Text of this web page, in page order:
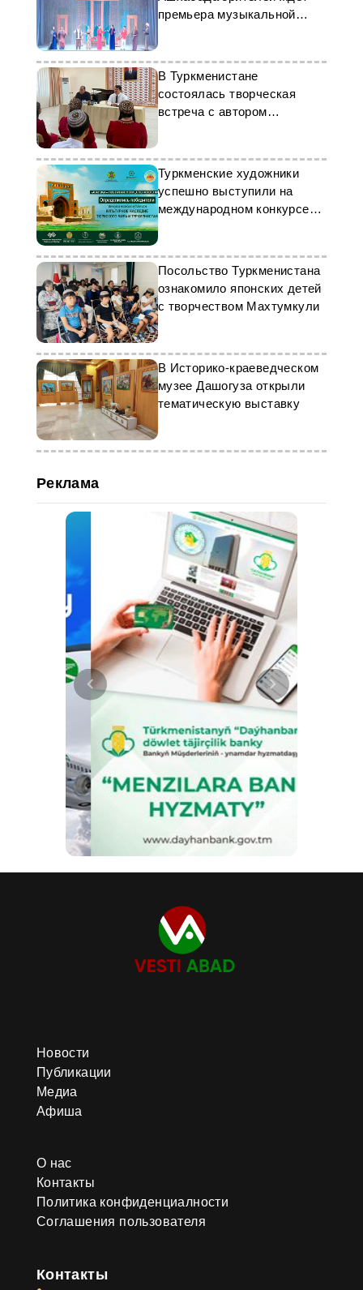
премьера музыкальной
В Туркменистане
состоялась творческая
встреча с автором
Туркменские художники
успешно выступили на
международном конкурсе
ТЮРКСОЙ
Посольство Туркменистана
ознакомило японских детей
с творчеством Махтумкули
В Историко-краеведческом
музее Дашогуза открыли
тематическую выставку
Реклама
Новости
Публикации
Медиа
Афиша
О нас
Контакты
Политика конфиденциалности
Соглашения пользователя
Контакты